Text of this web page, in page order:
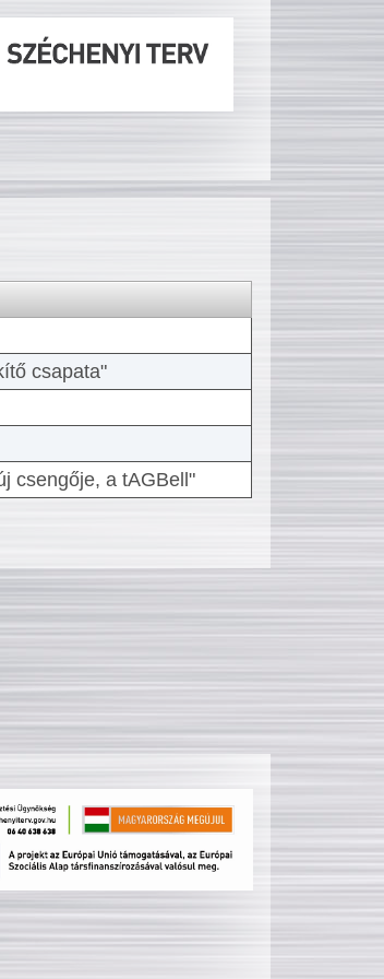
csapata"
csengője, a tAGBell"